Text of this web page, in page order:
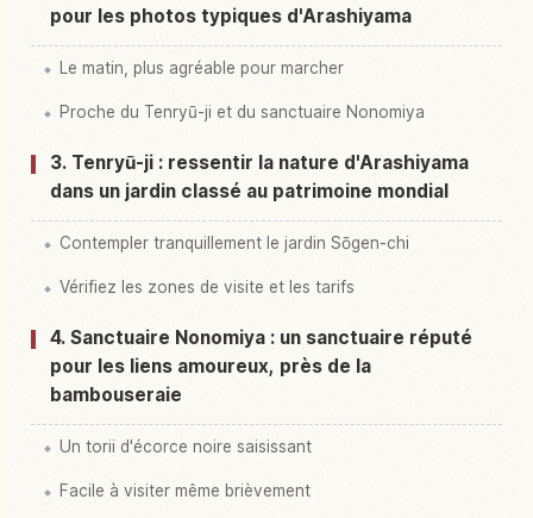
pour les photos typiques d'Arashiyama
Le matin, plus agréable pour marcher
Proche du Tenryū-ji et du sanctuaire Nonomiya
3. Tenryū-ji : ressentir la nature d'Arashiyama
dans un jardin classé au patrimoine mondial
Contempler tranquillement le jardin Sōgen-chi
Vérifiez les zones de visite et les tarifs
4. Sanctuaire Nonomiya : un sanctuaire réputé
pour les liens amoureux, près de la
bambouseraie
Un torii d'écorce noire saisissant
Facile à visiter même brièvement